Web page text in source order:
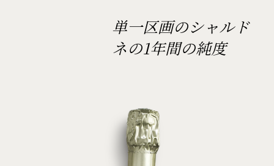
単一区画のシャルド
ネの1年間の純度